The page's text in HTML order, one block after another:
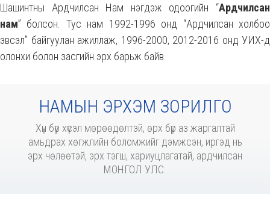
Шашинтны Ардчилсан Нам нэгдэж одоогийн “Ардчилсан
нам” болсон. Тус нам 1992-1996 онд “Ардчилсан холбоо
эвсэл” байгуулан ажиллаж, 1996-2000, 2012-2016 онд УИХ-д
олонхи болон засгийн эрх барьж байв.
НАМЫН ЭРХЭМ ЗОРИЛГО
Хүн бүр хүсэл мөрөөдөлтэй, өрх бүр аз жаргалтай
амьдрах хөгжлийн боломжийг дэмжсэн, иргэд нь
эрх чөлөөтэй, эрх тэгш, хариуцлагатай, ардчилсан
МОНГОЛ УЛС.